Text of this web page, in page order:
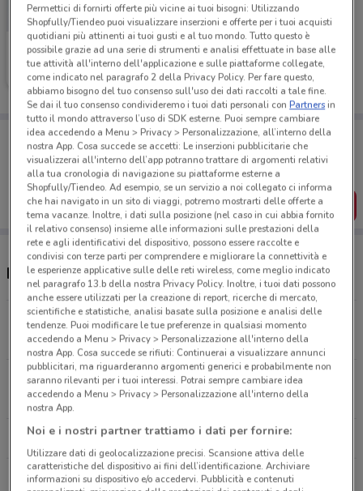
La Saponeria
Scade il 15/08 4.4 km
Porta DoveConviene sempre con te!
Puoi trovare le migliori offerte dei negozi vicino a te,
salvarle e creare la tua lista del risparmio, comodamente
dal tuo cellulare.
SCARICA L’APP
Negozi La Saponeria a Padova
Via Sergio Fraccalanza, 5/B Padova
4.4 km
CHIUSO
Via Pria Fosca 6 Rubano
8.6 km
CHIUSO
Tutti i negozi La Saponeria
Permettici di fornirti offerte più vicine ai tuoi bisogni: Utilizzando
Shopfully/Tiendeo puoi visualizzare inserzioni e offerte per i tuoi acquisti
quotidiani più attinenti ai tuoi gusti e al tuo mondo. Tutto questo è
possibile grazie ad una serie di strumenti e analisi effettuate in base alle
tue attività all'interno dell'applicazione e sulle piattaforme collegate,
come indicato nel paragrafo 2 della Privacy Policy. Per fare questo,
abbiamo bisogno del tuo consenso sull'uso dei dati raccolti a tale fine.
Se dai il tuo consenso condivideremo i tuoi dati personali conPartnersin
tutto il mondo attraverso l’uso di SDK esterne. Puoi sempre cambiare
idea accedendo a Menu > Privacy > Personalizzazione, all’interno della
nostra App. Cosa succede se accetti: Le inserzioni pubblicitarie che
visualizzerai all'interno dell’app potranno trattare di argomenti relativi
alla tua cronologia di navigazione su piattaforme esterne a
Shopfully/Tiendeo. Ad esempio, se un servizio a noi collegato ci informa
che hai navigato in un sito di viaggi, potremo mostrarti delle offerte a
tema vacanze. Inoltre, i dati sulla posizione (nel caso in cui abbia fornito
il relativo consenso) insieme alle informazioni sulle prestazioni della
rete e agli identificativi del dispositivo, possono essere raccolte e
condivisi con terze parti per comprendere e migliorare la connettività e
le esperienze applicative sulle delle reti wireless, come meglio indicato
nel paragrafo 13.b della nostra Privacy Policy. Inoltre, i tuoi dati possono
anche essere utilizzati per la creazione di report, ricerche di mercato,
scientifiche e statistiche, analisi basate sulla posizione e analisi delle
tendenze. Puoi modificare le tue preferenze in qualsiasi momento
accedendo a Menu > Privacy > Personalizzazione all'interno della
nostra App. Cosa succede se rifiuti: Continuerai a visualizzare annunci
pubblicitari, ma riguarderanno argomenti generici e probabilmente non
saranno rilevanti per i tuoi interessi. Potrai sempre cambiare idea
accedendo a Menu > Privacy > Personalizzazione all'interno della
nostra App.
Noi e i nostri partner trattiamo i dati per fornire:
Utilizzare dati di geolocalizzazione precisi. Scansione attiva delle
caratteristiche del dispositivo ai fini dell’identificazione. Archiviare
informazioni su dispositivo e/o accedervi. Pubblicità e contenuti